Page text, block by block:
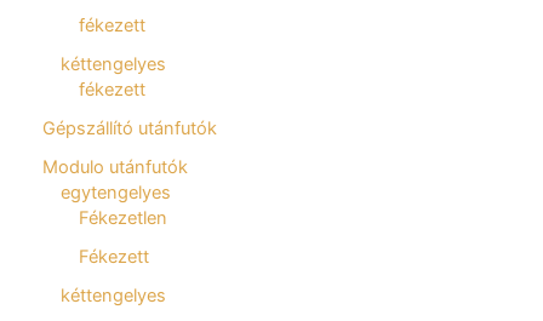
fékezett
kéttengelyes
fékezett
Gépszállító utánfutók
Modulo utánfutók
egytengelyes
Fékezetlen
Fékezett
kéttengelyes